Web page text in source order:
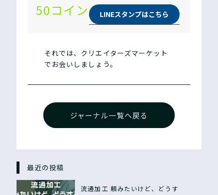
50コイン LINEスタンプはこちら
それでは、クリエイターズマーケット
でお会いしましょう。
ジャーナル一覧へ戻る
最近の投稿
流通加工 頼みたいけど、どうす